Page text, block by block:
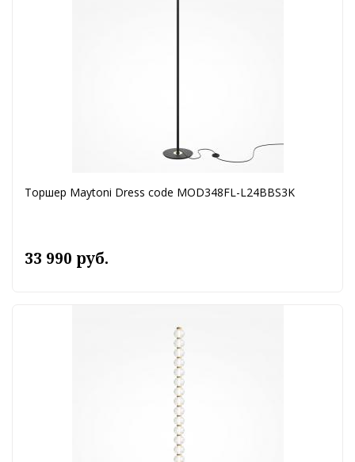
Торшер Maytoni Dress code MOD348FL-L24BBS3K
33 990 руб.